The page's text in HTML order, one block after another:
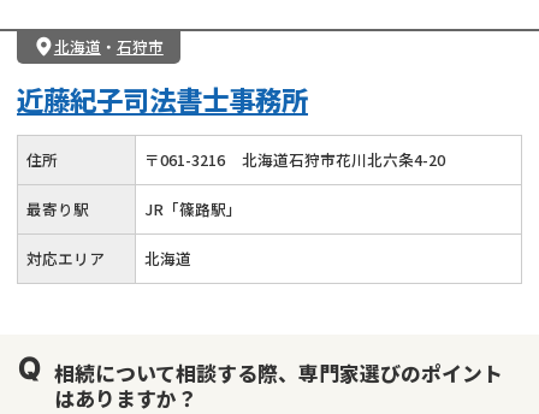
北海道 ・ 石狩市
近藤紀子司法書士事務所
住所 〒061-3216 北海道石狩市花川北六条4-20
最寄り駅 JR「篠路駅」
対応エリア 北海道
相続について相談する際、専門家選びのポイント
はありますか？